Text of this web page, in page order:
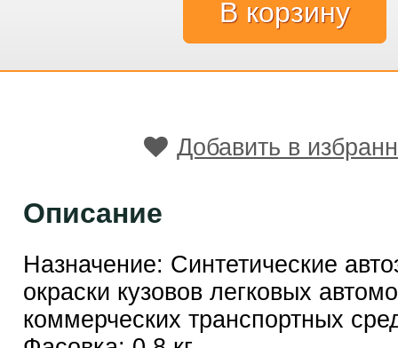
Добавить в
Описание
Назначение: Синтетические
окраски кузовов легковых
коммерческих транспортных